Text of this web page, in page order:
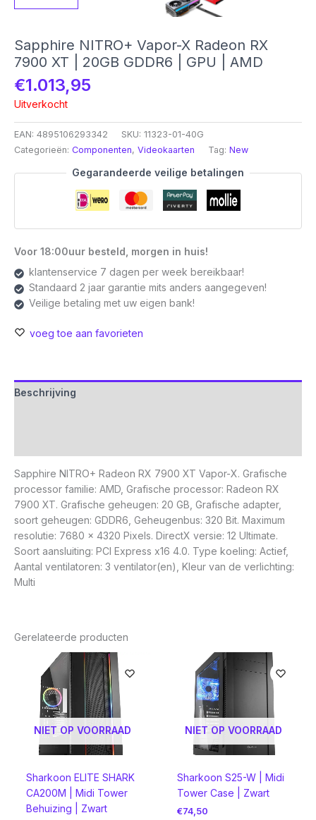
Sapphire NITRO+ Vapor-X Radeon RX
7900 XT | 20GB GDDR6 | GPU | AMD
€1.013,95
Uitverkocht
EAN: 4895106293342 SKU: 11323-01-40G
Categorieën: Componenten, Videokaarten Tag: New
Gegarandeerde veilige betalingen
Voor 18:00uur besteld, morgen in huis!
klantenservice 7 dagen per week bereikbaar!
Standaard 2 jaar garantie mits anders aangegeven!
Veilige betaling met uw eigen bank!
voeg toe aan favorieten
Beschrijving
Sapphire NITRO+ Radeon RX 7900 XT Vapor-X. Grafische
processor familie: AMD, Grafische processor: Radeon RX
7900 XT. Grafische geheugen: 20 GB, Grafische adapter,
soort geheugen: GDDR6, Geheugenbus: 320 Bit. Maximum
resolutie: 7680 x 4320 Pixels. DirectX versie: 12 Ultimate.
Soort aansluiting: PCI Express x16 4.0. Type koeling: Actief,
Aantal ventilatoren: 3 ventilator(en), Kleur van de verlichting:
Multi
Gerelateerde producten
NIET OP VOORRAAD
Sharkoon ELITE SHARK
CA200M | Midi Tower
Behuizing | Zwart
NIET OP VOORRAAD
Sharkoon S25-W | Midi
Tower Case | Zwart
€74,50